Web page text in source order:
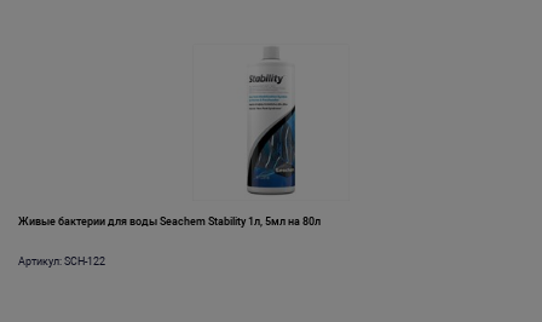
Живые бактерии для воды Seachem Stability 1л, 5мл на 80л
Артикул: SCH-122